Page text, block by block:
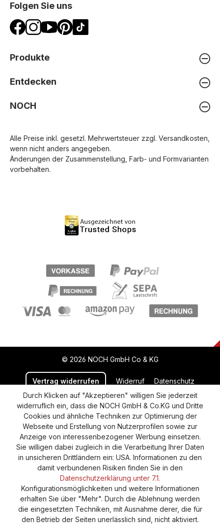
Folgen Sie uns
Produkte
Entdecken
NOCH
Alle Preise inkl. gesetzl. Mehrwertsteuer zzgl. Versandkosten
wenn nicht anders angegeben.
Änderungen der Zusammenstellung, Farb- und Formvarianten
vorbehalten.
© 2026 NOCH GmbH Co & KG
Vertrag widerrufen Widerruf Datenschutz
Versand und Zahlung AGB
Impressum
Cookie-Einstellungen
Barrierefreiheitserklärung
Durch Klicken auf "Akzeptieren" willigen Sie jederzeit
widerruflich ein, dass die NOCH GmbH & Co.KG und Dritte
Cookies und ähnliche Techniken zur Optimierung der
Webseite und Erstellung von Nutzerprofilen sowie zur
Anzeige von interessenbezogener Werbung einsetzen.
Sie willigen dabei zugleich in die Verarbeitung Ihrer Daten
in unsicheren Drittländern ein: USA. Informationen zu den
damit verbundenen Risiken finden Sie in den
Datenschutzerklärung unter 7.1.
Konfigurationsmöglichkeiten und weitere Informationen
erhalten Sie über "Mehr". Durch die Ablehnung werden
die eingesetzten Techniken, mit Ausnahme derer, die für
den Betrieb der Seiten unerlässlich sind, nicht aktiviert.